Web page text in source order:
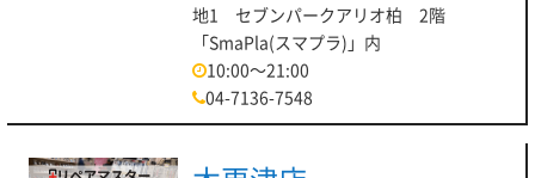
地1 セブンパークアリオ柏 2階
「SmaPla(スマプラ)」内
10:00～21:00
04-7136-7548